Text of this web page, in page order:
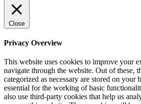
Close
Privacy Overview
This website uses cookies to improve your
navigate through the website. Out of these,
categorized as necessary are stored on your
essential for the working of basic
also use third-party cookies that help us